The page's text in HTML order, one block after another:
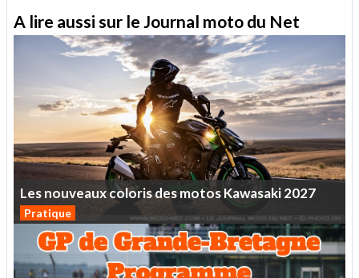
A lire aussi sur le Journal moto du Net
LesnouveauxcolorisdesmotosKawasaki2027
Pratique